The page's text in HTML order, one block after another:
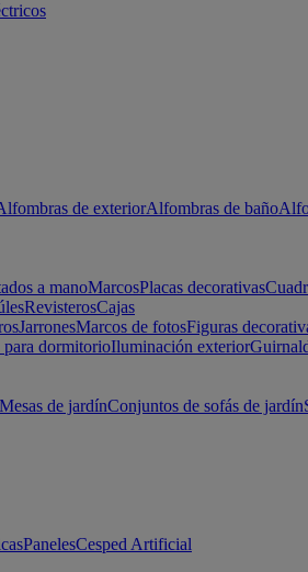
de exteriorAlfombras de baño
a manoMarcosPlacas decorativas
RevisterosCajas
JarronesMarcos de fotosFiguras
dormitorioIluminación exterior
Mesas de jardínConjuntos de sofás de jardín
PanelesCesped Artificial